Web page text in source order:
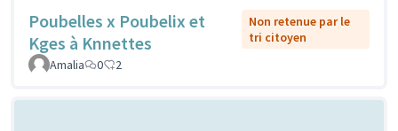
Poubelles x Poubelix et
Kges à Knnettes
Non retenue par le
tri citoyen
Amalia
0 2